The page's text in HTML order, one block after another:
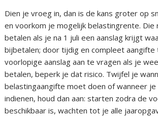
Dien je vroeg in, dan is de kans groter op
en voorkom je mogelijk belastingrente. Die
betalen als je na 1 juli een aanslag krijgt
bijbetalen; door tijdig en compleet aangifte
voorlopige aanslag aan te vragen als je
betalen, beperk je dat risico. Twijfel je
belastingaangifte moet doen of wanneer
indienen, houd dan aan: starten zodra de
beschikbaar is, wachten tot je alle